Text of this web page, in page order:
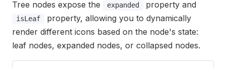
Tree nodes expose the
expanded property and
isLeaf
property, allowing you to dynamically
render different icons based on the node's state:
leaf nodes, expanded nodes, or collapsed nodes.